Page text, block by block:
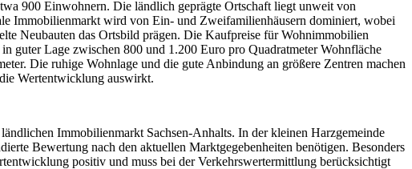
900 Einwohnern. Die ländlich geprägte Ortschaft liegt unweit von
Immobilienmarkt wird von Ein- und Zweifamilienhäusern dominiert, wobei
Neubauten das Ortsbild prägen. Die Kaufpreise für Wohnimmobilien
guter Lage zwischen 800 und 1.200 Euro pro Quadratmeter Wohnfläche
Die ruhige Wohnlage und die gute Anbindung an größere Zentren machen
Wertentwicklung auswirkt.
Immobilienmarkt Sachsen-Anhalts. In der kleinen Harzgemeinde
Bewertung nach den aktuellen Marktgegebenheiten benötigen. Besonders
positiv und muss bei der Verkehrswertermittlung berücksichtigt